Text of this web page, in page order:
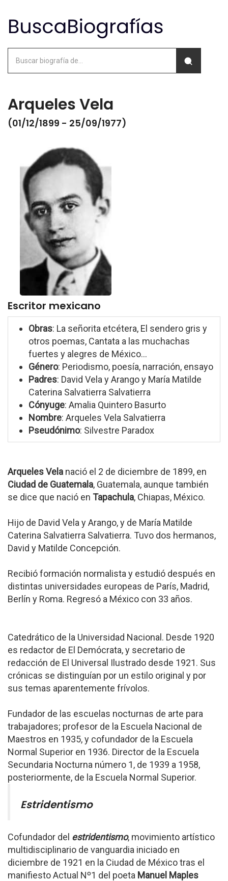
Arqueles Vela
(01/12/1899 - 25/09/1977)
Escritor mexicano
Obras: La señorita etcétera, El sendero gris y
otros poemas, Cantata a las muchachas
fuertes y alegres de México...
Género: Periodismo, poesía, narración, ensayo
Padres: David Vela y Arango y María Matilde
Caterina Salvatierra Salvatierra
Cónyuge: Amalia Quintero Basurto
Nombre: Arqueles Vela Salvatierra
Pseudónimo: Silvestre Paradox
Arqueles Vela nació el 2 de diciembre de 1899, en
Ciudad de Guatemala, Guatemala, aunque también
se dice que nació en Tapachula, Chiapas, México.
Hijo de David Vela y Arango, y de María Matilde
Caterina Salvatierra Salvatierra. Tuvo dos hermanos,
David y Matilde Concepción.
Recibió formación normalista y estudió después en
distintas universidades europeas de París, Madrid,
Berlín y Roma. Regresó a México con 33 años.
Catedrático de la Universidad Nacional. Desde 1920
es redactor de El Demócrata, y secretario de
redacción de El Universal Ilustrado desde 1921. Sus
crónicas se distinguían por un estilo original y por
sus temas aparentemente frívolos.
Fundador de las escuelas nocturnas de arte para
trabajadores; profesor de la Escuela Nacional de
Maestros en 1935, y cofundador de la Escuela
Normal Superior en 1936. Director de la Escuela
Secundaria Nocturna número 1, de 1939 a 1958,
posteriormente, de la Escuela Normal Superior.
Estridentismo
Cofundador del estridentismo, movimiento artístico
multidisciplinario de vanguardia iniciado en
diciembre de 1921 en la Ciudad de México tras el
manifiesto Actual Nº1 del poeta Manuel Maples